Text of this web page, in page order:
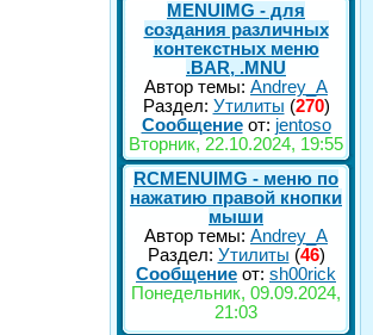
MENUIMG - для
создания различных
контекстных меню
.BAR, .MNU
Автор темы: Andrey_A
Раздел: Утилиты (270)
Сообщениеот: jentoso
Вторник, 22.10.2024, 19:55
RCMENUIMG - меню по
нажатию правой кнопки
мыши
Автор темы: Andrey_A
Раздел: Утилиты (46)
Сообщение от: sh00rick
Понедельник, 09.09.2024,
21:03